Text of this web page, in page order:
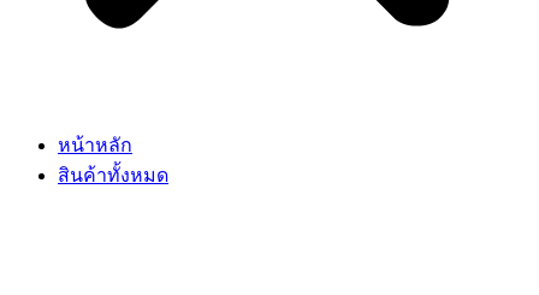
หน้าหลัก
สินค้าทั้งหมด